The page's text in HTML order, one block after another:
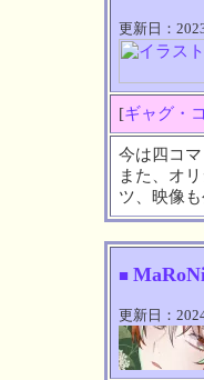
更新日：
[ギャグ・
今は四コ
また、オ
ツ、映像も
■
更新日：